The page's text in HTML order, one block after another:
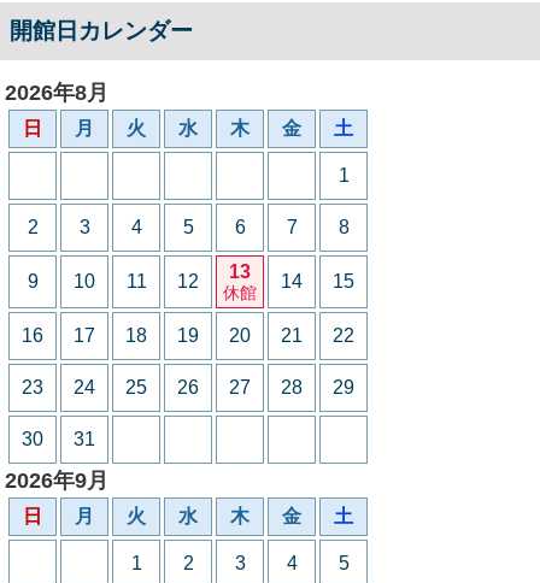
開館日カレンダー
2026年8月
日 月 火 水 木 金 土
1
2 3 4 5 6 7 8
9 10 11 12 13
休館
14 15
16 17 18 19 20 21 22
23 24 25 26 27 28 29
30 31
2026年9月
日 月 火 水 木 金 土
1 2 3 4 5